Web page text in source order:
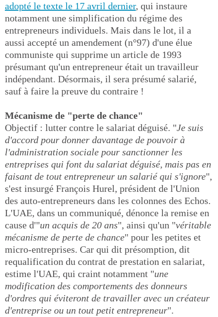
adopté le texte le 17 avril dernier, qui instaure
notamment une simplification du régime des
entrepreneurs individuels. Mais dans le lot, il a
aussi accepté un amendement (n°97) d'une élue
communiste qui supprime un article de 1993
présumant qu'un entrepreneur était un travailleur
indépendant. Désormais, il sera présumé salarié,
sauf à faire la preuve du contraire !
Mécanisme de "perte de chance"
Objectif : lutter contre le salariat déguisé. "Je suis
d'accord pour donner davantage de pouvoir à
l'administration sociale pour sanctionner les
entreprises qui font du salariat déguisé, mais pas en
faisant de tout entrepreneur un salarié qui s'ignore",
s'est insurgé François Hurel, président de l'Union
des auto-entrepreneurs dans les colonnes des Echos.
L'UAE, dans un communiqué, dénonce la remise en
cause d'"un acquis de 20 ans", ainsi qu'un "véritable
mécanisme de perte de chance" pour les petites et
micro-entreprises. Car qui dit présomption, dit
requalification du contrat de prestation en salariat,
estime l'UAE, qui craint notamment "une
modification des comportements des donneurs
d'ordres qui éviteront de travailler avec un créateur
d'entreprise ou un tout petit entrepreneur".